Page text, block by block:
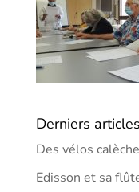
Derniers articles
Des vélos
Edisson et sa